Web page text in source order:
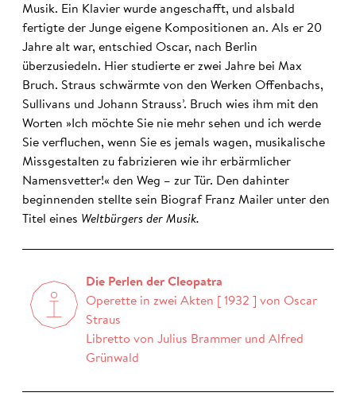
Musik. Ein Klavier wurde angeschafft, und alsbald
fertigte der Junge eigene Kompositionen an. Als er 20
Jahre alt war, entschied Oscar, nach Berlin
überzusiedeln. Hier studierte er zwei Jahre bei Max
Bruch. Straus schwärmte von den Werken Offenbachs,
Sullivans und Johann Strauss’. Bruch wies ihm mit den
Worten »Ich möchte Sie nie mehr sehen und ich werde
Sie verfluchen, wenn Sie es jemals wagen, musikalische
Missgestalten zu fabrizieren wie ihr erbärmlicher
Namensvetter!« den Weg – zur Tür. Den dahinter
beginnenden stellte sein Biograf Franz Mailer unter den
Titel eines Weltbürgers der Musik.
Die Perlen der Cleopatra
Operette in zwei Akten [ 1932 ] von Oscar
Straus
Libretto von Julius Brammer und Alfred
Grünwald